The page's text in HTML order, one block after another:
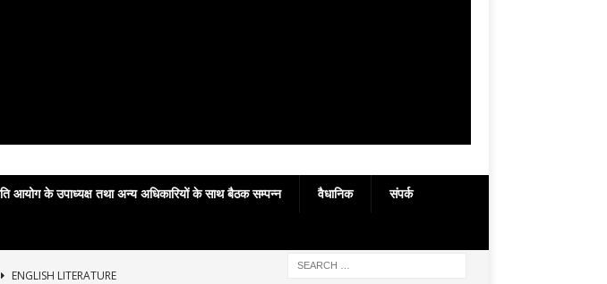
आयोग के उपाध्यक्ष तथा अन्य अधिकारियों के साथ बैठक सम्पन्न वैधानिक संपर्क
ENGLISH LITERATURE